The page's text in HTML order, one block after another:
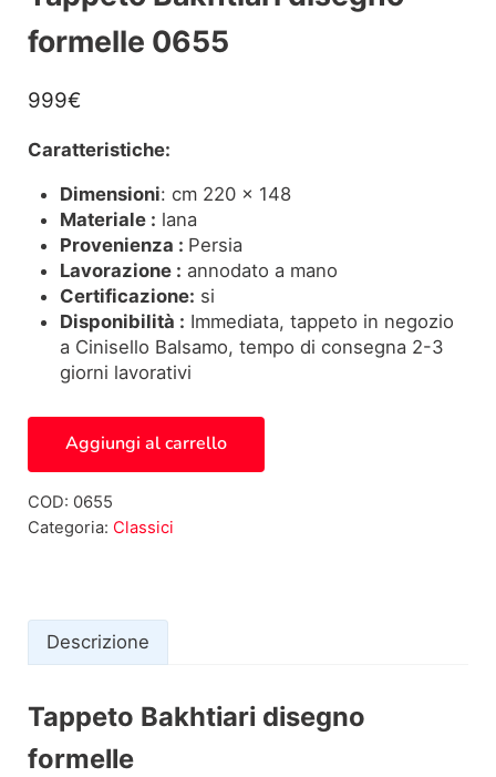
formelle 0655
999€
Caratteristiche:
Dimensioni: cm 220 x 148
Materiale : lana
Provenienza : Persia
Lavorazione : annodato a mano
Certificazione: si
Disponibilità : Immediata, tappeto in negozio
a Cinisello Balsamo, tempo di consegna 2-3
giorni lavorativi
Aggiungi al carrello
COD: 0655
Categoria: Classici
Descrizione
Descrizione
Tappeto Bakhtiari disegno
formelle